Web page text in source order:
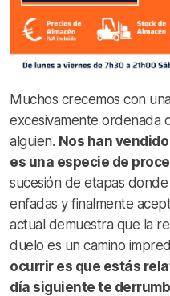
Muchos crecemos con
excesivamente ordenada
alguien. Nos han
es una especie de
sucesión de etapas
enfadas y finalmente
actual demuestra que la
duelo es un camino
ocurrir es que estás
día siguiente te